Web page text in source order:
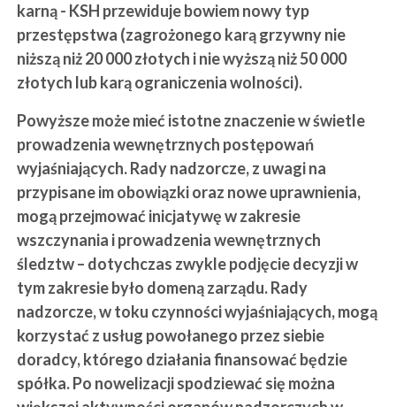
karną - KSH przewiduje bowiem nowy typ
przestępstwa (zagrożonego karą grzywny nie
niższą niż 20 000 złotych i nie wyższą niż 50 000
złotych lub karą ograniczenia wolności).
Powyższe może mieć istotne znaczenie w świetle
prowadzenia wewnętrznych postępowań
wyjaśniających. Rady nadzorcze, z uwagi na
przypisane im obowiązki oraz nowe uprawnienia,
mogą przejmować inicjatywę w zakresie
wszczynania i prowadzenia wewnętrznych
śledztw – dotychczas zwykle podjęcie decyzji w
tym zakresie było domeną zarządu. Rady
nadzorcze, w toku czynności wyjaśniających, mogą
korzystać z usług powołanego przez siebie
doradcy, którego działania finansować będzie
spółka. Po nowelizacji spodziewać się można